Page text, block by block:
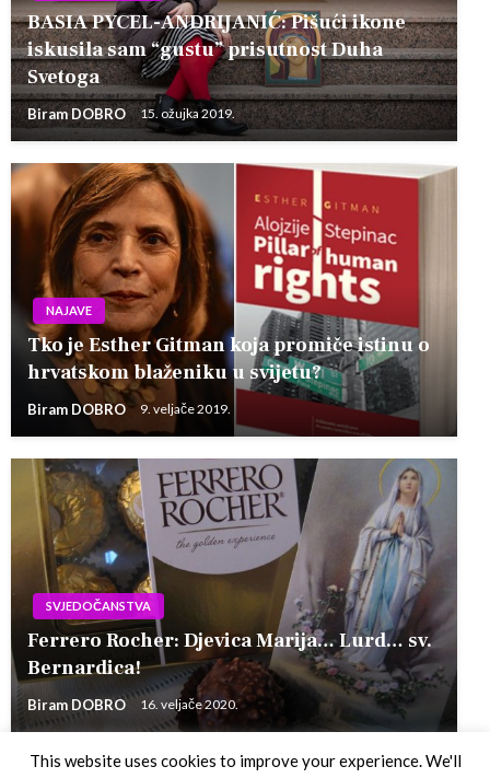
BASIA PYCEL-ANDRIJANIĆ: Pišući ikone
iskusila sam “gustu” prisutnost Duha
Svetoga
Biram DOBRO 15. ožujka 2019.
NAJAVE
Tko je Esther Gitman koja promiče istinu o
hrvatskom blaženiku u svijetu?
Biram DOBRO 9. veljače 2019.
SVJEDOČANSTVA
Ferrero Rocher: Djevica Marija… Lurd… sv.
Bernardica!
Biram DOBRO 16. veljače 2020.
This website uses cookies to improve your experience. We'll